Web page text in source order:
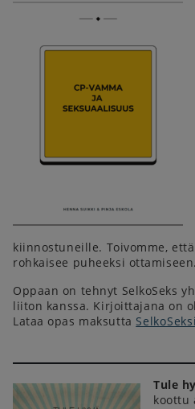
kiinnostuneille. Toivomme,
rohkaisee puheeksi ottamiseen.
Oppaan on tehnyt SelkoSeks
liiton kanssa. Kirjoittajana on
Lataa opas maksutta
Tule
koottu